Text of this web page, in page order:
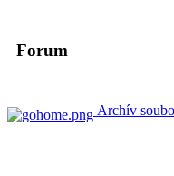
Forum
Archív